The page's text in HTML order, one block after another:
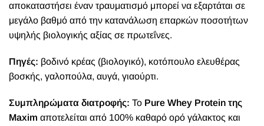
αποκαταστήσει έναν τραυματισμό μπορεί να εξαρτάται σε
μεγάλο βαθμό από την κατανάλωση επαρκών ποσοτήτων
υψηλής βιολογικής αξίας σε πρωτεΐνες.
Πηγές: βοδινό κρέας (βιολογικό), κοτόπουλο ελευθέρας
βοσκής, γαλοπούλα, αυγά, γιαούρτι.
Συμπληρώματα διατροφής: Το Pure Whey Protein της
Maxim αποτελείται από 100% καθαρό ορό γάλακτος και